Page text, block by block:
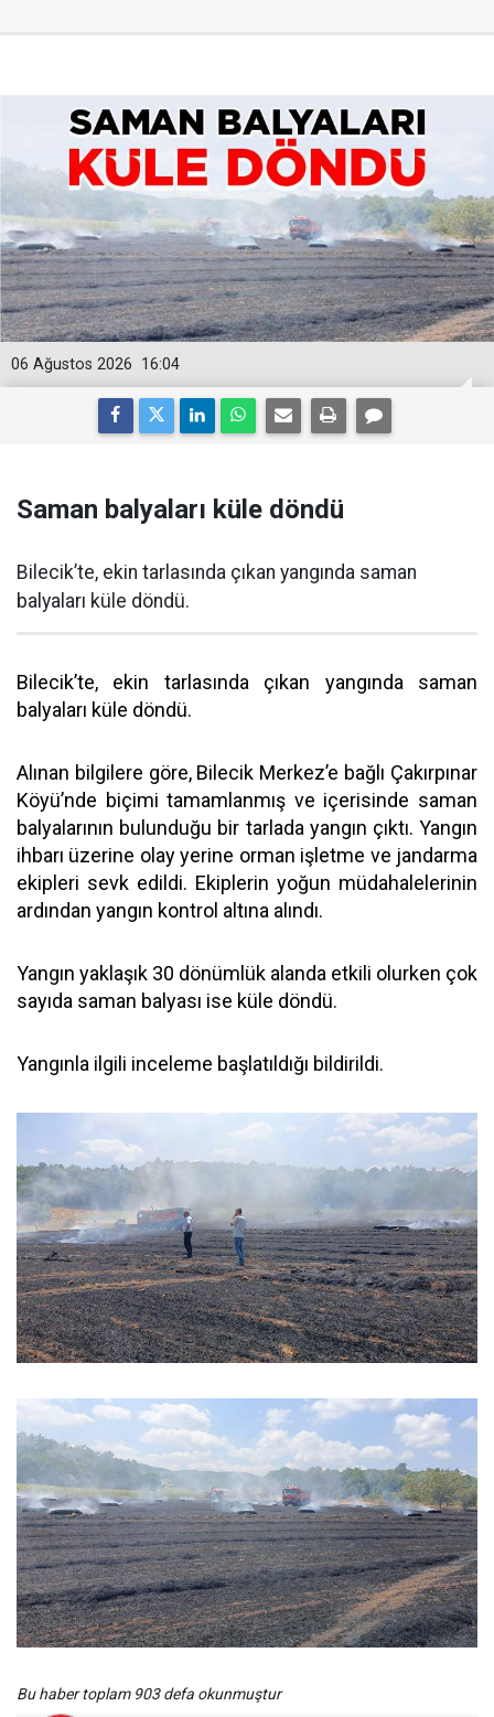
16:04
06 Ağustos 2026
Saman balyaları küle döndü
Bilecik’te, ekin tarlasında çıkan yangında saman
balyaları küle döndü.
Bilecik’te, ekin tarlasında çıkan yangında saman
balyaları küle döndü.
Alınan bilgilere göre, Bilecik Merkez’e bağlı Çakırpınar
Köyü’nde biçimi tamamlanmış ve içerisinde saman
balyalarının bulunduğu bir tarlada yangın çıktı. Yangın
ihbarı üzerine olay yerine orman işletme ve jandarma
ekipleri sevk edildi. Ekiplerin yoğun müdahalelerinin
ardından yangın kontrol altına alındı.
Yangın yaklaşık 30 dönümlük alanda etkili olurken çok
sayıda saman balyası ise küle döndü.
Yangınla ilgili inceleme başlatıldığı bildirildi.
Bu haber toplam 903 defa okunmuştur